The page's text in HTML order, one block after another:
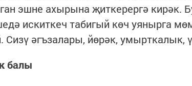
эшне ахырына җиткерергә кирәк.
искиткеч табигый көч уянырга
Сизү әгъзалары, йөрәк, умырткалык,
балы